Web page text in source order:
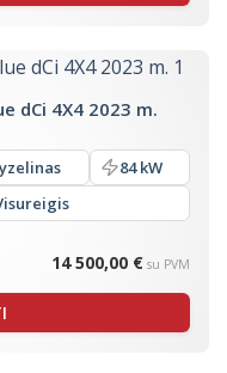
dCi 4X4 2023 m.
84 kW
14 500,00 € su PVM